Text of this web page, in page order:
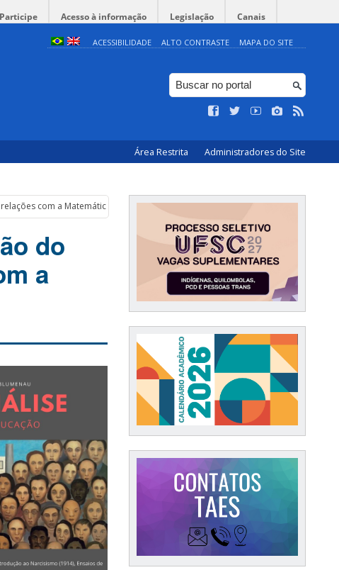
Participe Acesso à informação Legislação Canais
ACESSIBILIDADE ALTO CONTRASTE MAPA DO SITE
Área Restrita Administradores do Site
com a Matemática e a Educação”
do
a